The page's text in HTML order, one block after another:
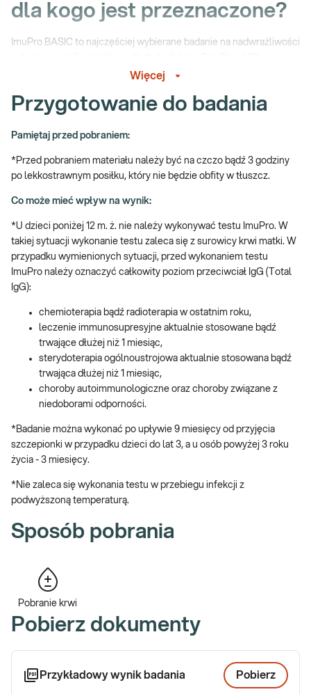
dla kogo jest przeznaczone?
ImuPro BASIC to najczęściej wybierane badanie na nadwrażliwości
składników pokarmowych obejmuje popularne produkty
pacjentów. ImuPro Basic pozwala sprawdzić, jakie produkty mogą
dietę eliminacyjno-rotacyjną.
Dedykowany dla:
którzy chcieliby sprawdzić czy nie występują u nich
klasycznych produktów standardowo występujących w diecie,
dlatego jest jednym z najczęściej wybieranych paneli badania.
Uwaga! Jeżeli kupujesz badanie dla dziecka, zrealizuj je w
punkcie przyjaznym dzieciom – sprawdź
Kiedy warto wykonać?
dolegliwości żołądkowo-jelitowe,
problemy skórne (pokrzywka, AZS, egzema, trądzik),
migrena,
choroby autoimmunizacyjne,
nadmierna masa ciała i problem z redukcją masy.
Pamiętaj przed pobraniem:
Przed pobraniem materiału należy być na czczo bądź 3 godziny po
lekkostrawnym posiłku, który nie będzie obfity w tłuszcz.
Jak się pobiera materiał do badania?
ml surowicy.
Poznaj znaczenie badania:
Badanie ImuPro Basic pozwala zdiagnozować występujące u
powstawania przewlekłego stanu zapalnego, który może być
jednym z czynników rozwoju wielu chorób takich jak na przykład:
Więcej
Przygotowanie do badania
Pamiętaj przed pobraniem:
*Przed pobraniem materiału należy być na czczo bądź 3 godziny
po lekkostrawnym posiłku, który nie będzie obfity w tłuszcz.
Co może mieć wpływ na wynik:
*U dzieci poniżej 12 m. ż. nie należy wykonywać testu ImuPro. W
takiej sytuacji wykonanie testu zaleca się z surowicy krwi matki. W
przypadku wymienionych sytuacji, przed wykonaniem testu
ImuPro należy oznaczyć całkowity poziom przeciwciał IgG (Total
IgG):
chemioterapia bądź radioterapia w ostatnim roku,
leczenie immunosupresyjne aktualnie stosowane bądź
trwające dłużej niż 1 miesiąc,
sterydoterapia ogólnoustrojowa aktualnie stosowana bądź
trwająca dłużej niż 1 miesiąc,
choroby autoimmunologiczne oraz choroby związane z
niedoborami odporności.
*Badanie można wykonać po upływie 9 miesięcy od przyjęcia
szczepionki w przypadku dzieci do lat 3, a u osób powyżej 3 roku
życia - 3 miesięcy.
*Nie zaleca się wykonania testu w przebiegu infekcji z
podwyższoną temperaturą.
Sposób pobrania
Pobranie krwi
Pobierz dokumenty
Przykładowy wynik badania Pobierz